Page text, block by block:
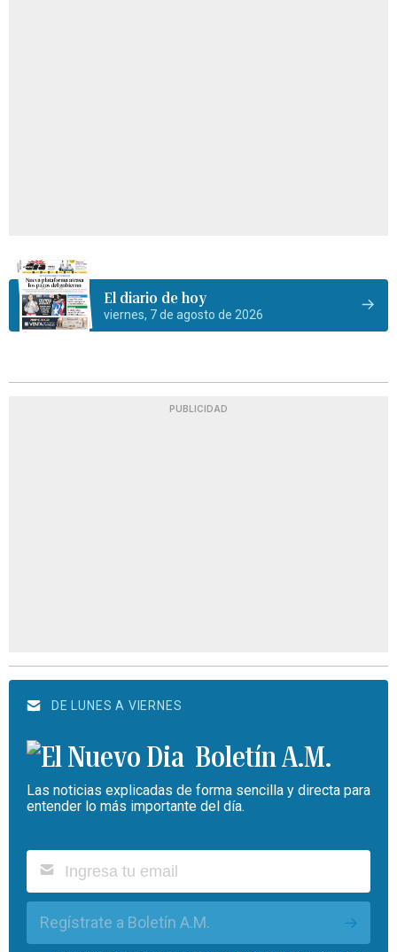
El diario de hoy
viernes, 7 de agosto de 2026
PUBLICIDAD
DE LUNES A VIERNES
Boletín A.M.
Las noticias explicadas de forma sencilla y directa para
entender lo más importante del día.
Regístrate a Boletín A.M.